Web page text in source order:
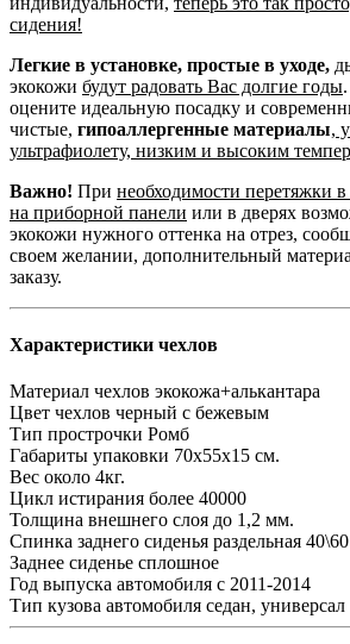
сидения!
Легкие в установке, простые в уходе,
экокожи будут радовать Вас долгие годы
оцените идеальную посадку и
чистые, гипоаллергенные материалы,
ультрафиолету, низким и высоким
Важно! При необходимости перетяжки
на приборной панели или в дверях
экокожи нужного оттенка на отрез,
своем желании, дополнительный
заказу.
Характеристики чехлов
Материал чехлов экокожа+алькантара
Цвет чехлов черный с бежевым
Тип прострочки Ромб
Габариты упаковки 70х55х15 см.
Вес около 4кг.
Цикл истирания более 40000
Толщина внешнего слоя до 1,2 мм.
Спинка заднего сиденья раздельная 40\60
Заднее сиденье сплошное
Год выпуска автомобиля с 2011-2014
Тип кузова автомобиля седан, универсал